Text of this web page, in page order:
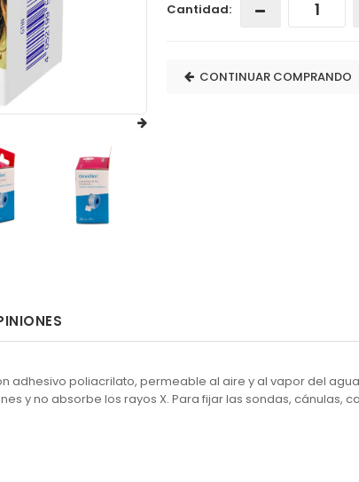
Cantidad:
CONTINUAR COMPRANDO
adhesivo poliacrilato, permeable al aire y al vapor del
y no absorbe los rayos X. Para fijar las sondas, cánulas,